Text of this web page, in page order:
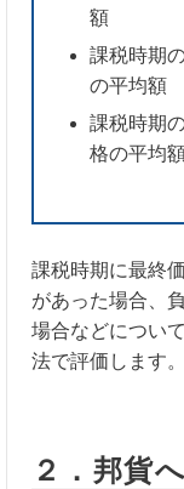
額
課税時期
の平均額
課税時期
格の平均
課税時期に最終
があった場合、
場合などについ
法で評価します。
２．邦貨